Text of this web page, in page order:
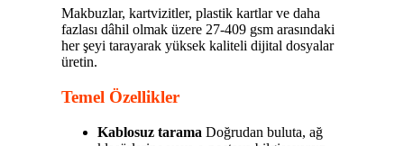
Makbuzlar, kartvizitler, plastik kartlar ve daha
fazlası dâhil olmak üzere 27-409 gsm arasındaki
her şeyi tarayarak yüksek kaliteli dijital dosyalar
üretin.
Temel Özellikler
Kablosuz tarama Doğrudan buluta, ağ